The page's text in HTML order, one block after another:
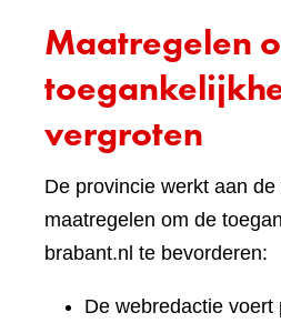
Maatregelen
vergroten
De provincie werkt aan
maatregelen om de
brabant.nl te bevorderen:
De webredactie voert